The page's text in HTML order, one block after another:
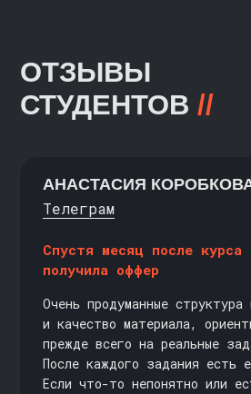
Спустя месяц после курса
получила оффер
АНАСТАСИЯ
Телеграм
Очень продуманные структура
и качество материала,
прежде всего на реальные
После каждого задания есть
Если что-то непонятно или
КАРЬЕРНЫЙ ЦЕНТР
Симулятор А/В-
Симулятор аналитика
Docker
Cимулятор SQL
машинного обучения
Знакомство с Онлайн-
КАБИНЕТ СТУДЕНТА